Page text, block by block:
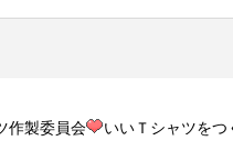
作製委員会 いいＴシャツをつ